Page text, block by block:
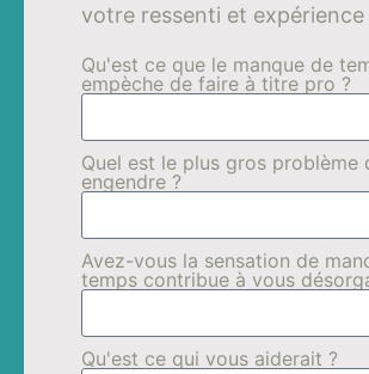
votre ressenti et expérience
Qu'est ce que le manque de
empèche de faire à titre pro ?
Quel est le plus gros problème
engendre ?
Avez-vous la sensation de
temps contribue à vous
Qu'est ce qui vous aiderait ?